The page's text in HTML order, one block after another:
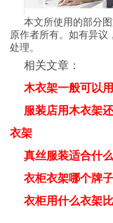
本文所使用的部分
原作者所有。如有异议
处理。
相关文章：
木衣架一般可以
服装店用木衣架
衣架
真丝服装适合什
衣柜衣架哪个牌
衣柜用什么衣架